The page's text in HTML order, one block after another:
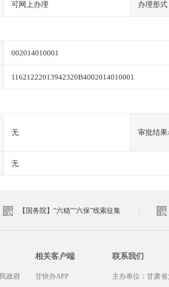
可网上办理 办理形式
002014010001
11621222013942320B4002014010001
无 审批结果
无
【国务院】“六稳”“六保”线索征集
政府
相关客户端
甘快办APP
联系我们
主办单位：甘肃